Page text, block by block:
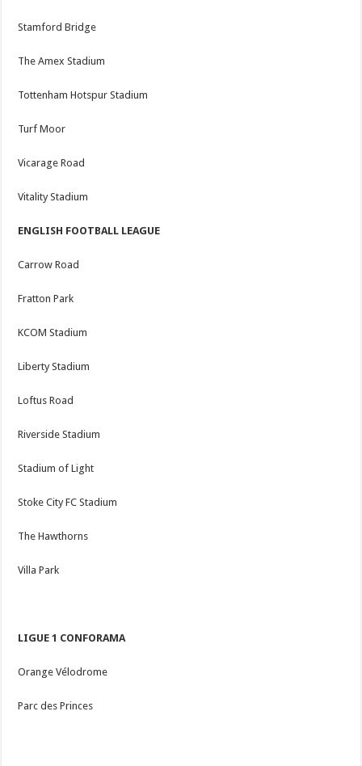
Stamford Bridge
The Amex Stadium
Tottenham Hotspur Stadium
Turf Moor
Vicarage Road
Vitality Stadium
ENGLISH FOOTBALL LEAGUE
Carrow Road
Fratton Park
KCOM Stadium
Liberty Stadium
Loftus Road
Riverside Stadium
Stadium of Light
Stoke City FC Stadium
The Hawthorns
Villa Park
LIGUE 1 CONFORAMA
Orange Vélodrome
Parc des Princes